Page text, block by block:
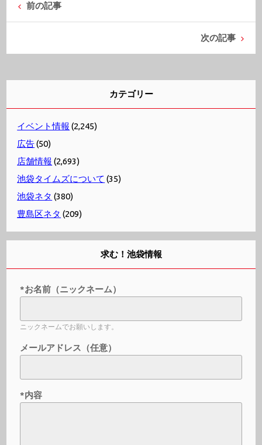
前の記事
次の記事
カテゴリー
イベント情報 (2,245)
広告(50)
店舗情報 (2,693)
池袋タイムズについて (35)
池袋ネタ (380)
豊島区ネタ (209)
求む！池袋情報
*お名前（ニックネーム）
ニックネームでお願いします。
メールアドレス（任意）
*内容